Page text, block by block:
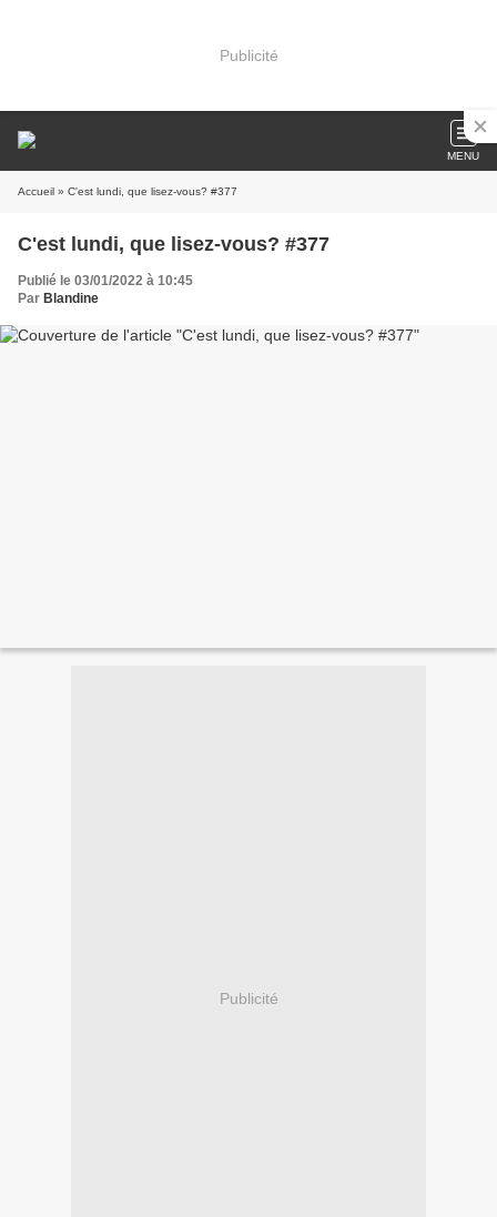
Publicité
MENU
Accueil » C'est lundi, que lisez-vous? #377
C'est lundi, que lisez-vous? #377
Publié le 03/01/2022 à 10:45
Par Blandine
Publicité